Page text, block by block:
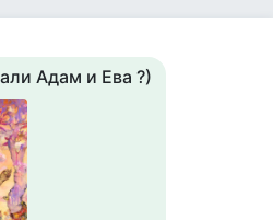
Адам и Ева ?)